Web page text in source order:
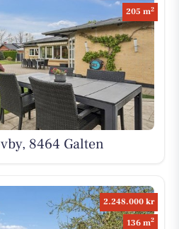
205 m2
8464 Galten
2.248.000 kr
136 m2